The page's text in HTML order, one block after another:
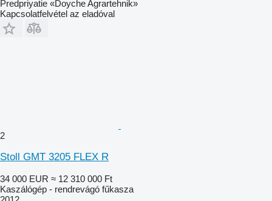
Predpriyatie «Doyche Agrartehnik»
Kapcsolatfelvétel az eladóval
2
Stoll GMT 3205 FLEX R
34 000 EUR ≈ 12 310 000 Ft
Kaszálógép - rendrevágó fűkasza